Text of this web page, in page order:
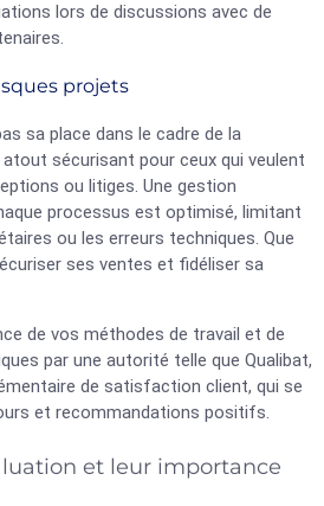
lors de discussions avec de
projets
sa place dans le cadre de la
sécurisant pour ceux qui veulent
ou litiges. Une gestion
processus est optimisé, limitant
ou les erreurs techniques. Que
ses ventes et fidéliser sa
de vos méthodes de travail et de
par une autorité telle que Qualibat,
de satisfaction client, qui se
et recommandations positifs.
et leur importance